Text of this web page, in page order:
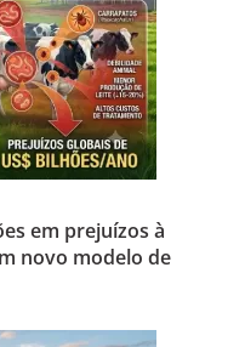
em prejuízos à
novo modelo de